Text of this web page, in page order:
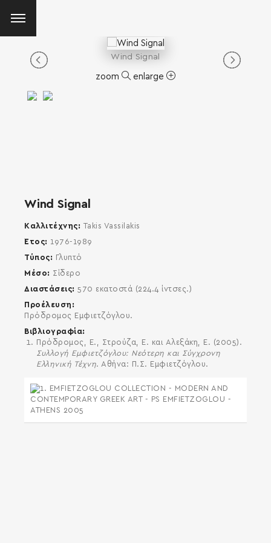
Wind Signal
zoom enlarge
Wind Signal
Καλλιτέχνης
Takis Vassilakis
Έτος
1976-1989
Τύπος
Γλυπτό
Μέσο
Σίδερο
Διαστάσεις
570 εκατοστά (224.4 ίντσες.)
Προέλευση
Πρόδρομος Εμφιετζόγλου.
Βιβλιογραφία
Πρόδρομος, Ε., Στρούζα, Ε. και Αλεξάκη, Ε. (2005).
Συλλογή Εμφιετζόγλου: Νεότερη και Σύγχρονη
Ελληνική Τέχνη. Αθήνα: Π.Σ. Εμφιετζόγλου.